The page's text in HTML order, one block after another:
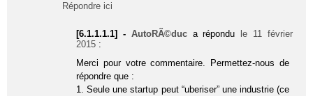
Répondre ici
[6.1.1.1.1] - AutoRÃ©duc a répondu
le 11 février
2015 :
Merci pour votre commentaire. Permettez-nous de
répondre que :
1. Seule une startup peut “uberiser” une industrie (ce